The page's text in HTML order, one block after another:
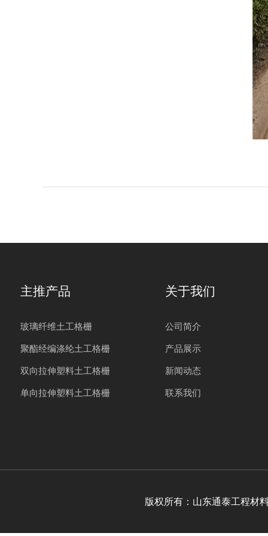
主推产品
玻璃纤维土工格栅
聚酯经编涤纶土工格栅
双向拉伸塑料土工格栅
单向拉伸塑料土工格栅
关于我们
公司简介
产品展示
新闻动态
联系我们
版权所有：山东通泰